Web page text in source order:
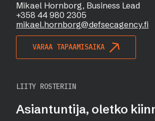
Mikael Hornborg, Business Lead
+358 44 980 2305
mikael.hornborg@defsecagency.fi
VARAA TAPAAMISAIKA
LIITY ROSTERIIN
Asiantuntija, oletko